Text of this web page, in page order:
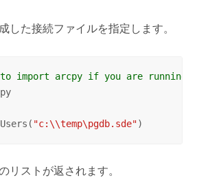
した接続ファイルを指定します。
to import arcpy if you are running
"c:\\temp\pgdb.sde")
リストが返されます。